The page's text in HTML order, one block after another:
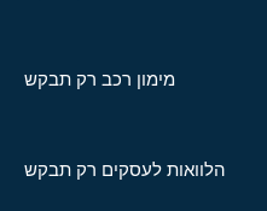
מימון רכב רק תבקש
הלוואות לעסקים רק תבקש